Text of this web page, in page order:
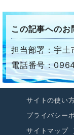
この記事へのお
担当部署：宇
電話番号：
サイトの使い
プライバシー
サイトマップ